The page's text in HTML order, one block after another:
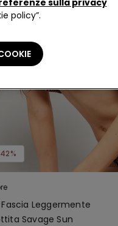
Fascia Leggermente
Savage Sun
sulla privacy
policy”.